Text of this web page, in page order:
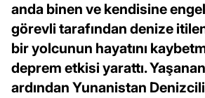
anda binen ve kendisine
görevli tarafından denize
bir yolcunun hayatını
deprem etkisi yarattı.
ardından Yunanistan